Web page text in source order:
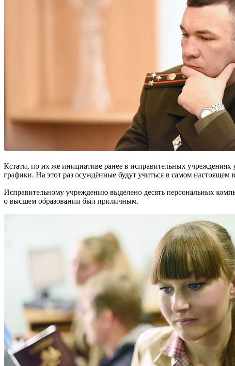
Кстати, по их же инициативе ранее в исправительных
графики. На этот раз осуждённые будут учиться в самом
Исправительному учреждению выделено десять персональных
о высшем образовании был приличным.